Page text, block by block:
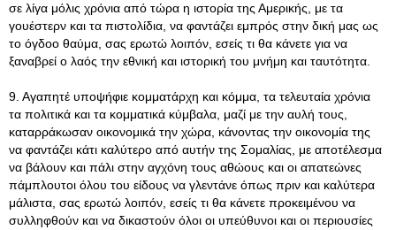
σε λίγα μόλις χρόνια από τώρα η ιστορία της Αμερικής, με τα
γουέστερν και τα πιστολίδια, να φαντάζει εμπρός στην δική μας ως
το όγδοο θαύμα, σας ερωτώ λοιπόν, εσείς τι θα κάνετε για να
ξαναβρεί ο λαός την εθνική και ιστορική του μνήμη και ταυτότητα.
9. Αγαπητέ υποψήφιε κομματάρχη και κόμμα, τα τελευταία χρόνια
τα πολιτικά και τα κομματικά κύμβαλα, μαζί με την αυλή τους,
καταρράκωσαν οικονομικά την χώρα, κάνοντας την οικονομία της
να φαντάζει κάτι καλύτερο από αυτήν της Σομαλίας, με αποτέλεσμα
να βάλουν και πάλι στην αγχόνη τους αθώους και οι απατεώνες
πάμπλουτοι όλου του είδους να γλεντάνε όπως πριν και καλύτερα
μάλιστα, σας ερωτώ λοιπόν, εσείς τι θα κάνετε προκειμένου να
συλληφθούν και να δικαστούν όλοι οι υπεύθυνοι και οι περιουσίες